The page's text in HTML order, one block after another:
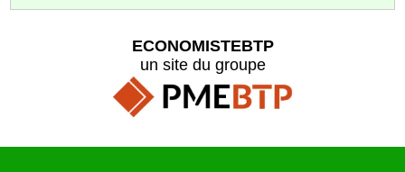
ECONOMISTEBTP
un site du groupe